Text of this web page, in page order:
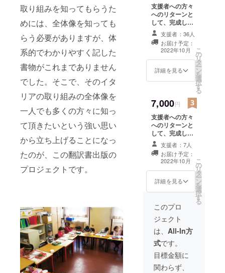
取り組みを知ってもらうた
めには、全体像を知っても
らう必要がありますが、体
系的でわかりやすく記した
書物がこれまでありません
でした。そこで、そのイタ
リアの取り組みの全体像を
一人でも多くの方々に知っ
て頂きたいという強い思い
から立ち上げることになっ
たのが、この翻訳書出版の
プロジェクトです。
支援者への方々
へのリターンと
して、完成した
書籍を２冊、
（割引価格）で
送らせて頂きま
す。
支援者：36人
お届け予定：
2022年10月
詳細を見る
こ
の
リ
タ
ー
ン
を
選
択
す
る
7,000円
支援者への方々
へのリターンと
して、完成した
書籍を３冊、
（割引価格）で
送らせて頂きま
す。
支援者：7人
お届け予定：
2022年10月
詳細を見る
こ
の
リ
タ
ー
ン
を
選
択
す
る
このプロ
ジェクト
は、 All-In方
式です。
目標金額に
関わらず、